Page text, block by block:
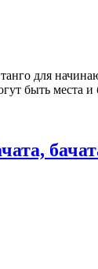
для
быть места